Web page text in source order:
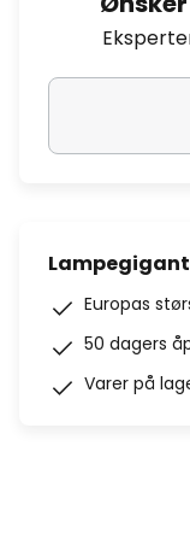
Europas
50 dagers
Varer på